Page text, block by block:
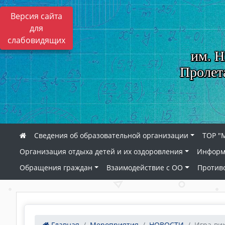
Версия сайта
для
слабовидящих
им.
Сведения об образовательной организации
ТОР
Организация отдыха детей и их оздоровления
Обращения граждан
Взаимодействие с ОО